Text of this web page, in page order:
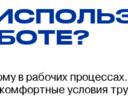
в рабочих
условия